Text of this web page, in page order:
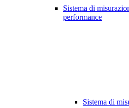
Sistema di
performance
Sistema di